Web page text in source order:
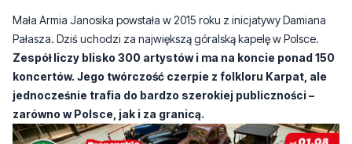
Mała Armia Janosika powstała w 2015 roku z inicjatywy Damiana
Pałasza. Dziś uchodzi za największą góralską kapelę w Polsce.
Zespół liczy blisko 300 artystów i ma na koncie ponad 150
koncertów. Jego twórczość czerpie z folkloru Karpat, ale
jednocześnie trafia do bardzo szerokiej publiczności –
zarówno w Polsce, jak i za granicą.